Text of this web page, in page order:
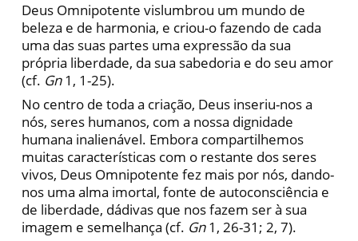
Deus Omnipotente vislumbrou um mundo de
beleza e de harmonia, e criou-o fazendo de cada
uma das suas partes uma expressão da sua
própria liberdade, da sua sabedoria e do seu amor
(cf. Gn1, 1-25).
No centro de toda a criação, Deus inseriu-nos a
nós, seres humanos, com a nossa dignidade
humana inalienável. Embora compartilhemos
muitas características com o restante dos seres
vivos, Deus Omnipotente fez mais por nós, dando-
nos uma alma imortal, fonte de autoconsciência e
de liberdade, dádivas que nos fazem ser à sua
imagem e semelhança (cf. Gn1, 26-31; 2, 7).